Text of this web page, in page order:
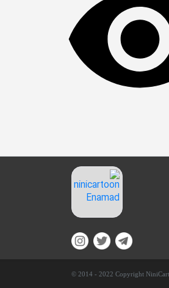
© 2014 - 2022 Copyright